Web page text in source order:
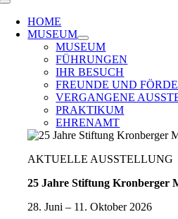
Toggle
Navigation
HOME
MUSEUM
MUSEUM
FÜHRUNGEN
IHR BESUCH
FREUNDE UND
VERGANGENE
PRAKTIKUM
EHRENAMT
AKTUELLE AUSSTELLUNG
25 Jahre Stiftung Kronberger
28. Juni – 11. Oktober 2026